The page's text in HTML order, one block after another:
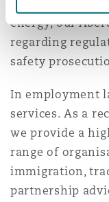
energy, our
regarding
safety
In employment
services. As a
we provide a
range of
immigration,
partnership